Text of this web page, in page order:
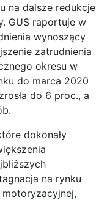
na dalsze redukcje
GUS raportuje w
wynoszący
zatrudnienia
okresu w
do marca 2020
do 6 proc., a
dokonały
na rynku